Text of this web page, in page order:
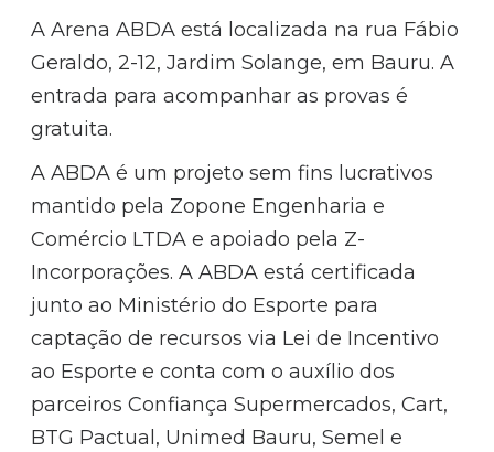
A Arena ABDA está localizada na rua Fábio
Geraldo, 2-12, Jardim Solange, em Bauru. A
entrada para acompanhar as provas é
gratuita.
A ABDA é um projeto sem fins lucrativos
mantido pela Zopone Engenharia e
Comércio LTDA e apoiado pela Z-
Incorporações. A ABDA está certificada
junto ao Ministério do Esporte para
captação de recursos via Lei de Incentivo
ao Esporte e conta com o auxílio dos
parceiros Confiança Supermercados, Cart,
BTG Pactual, Unimed Bauru, Semel e